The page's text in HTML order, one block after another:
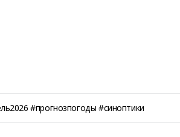
#прогнозпогоды #синоптики